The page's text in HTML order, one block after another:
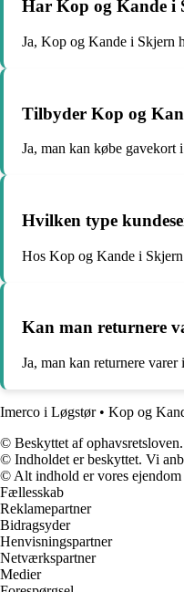
Har Kop og Kande i
Ja, Kop og Kande i Skjern
Tilbyder Kop og
Ja, man kan købe
Hvilken type
Hos Kop og Kande i
Kan man returnere
Ja, man kan returnere
Imerco i Løgstør• Kop og
© Beskyttet af ophavsretsloven.
© Indholdet er beskyttet. Vi
© Alt indhold er vores ejendom
Fællesskab
Reklamepartner
Bidragsyder
Henvisningspartner
Netværkspartner
Medier